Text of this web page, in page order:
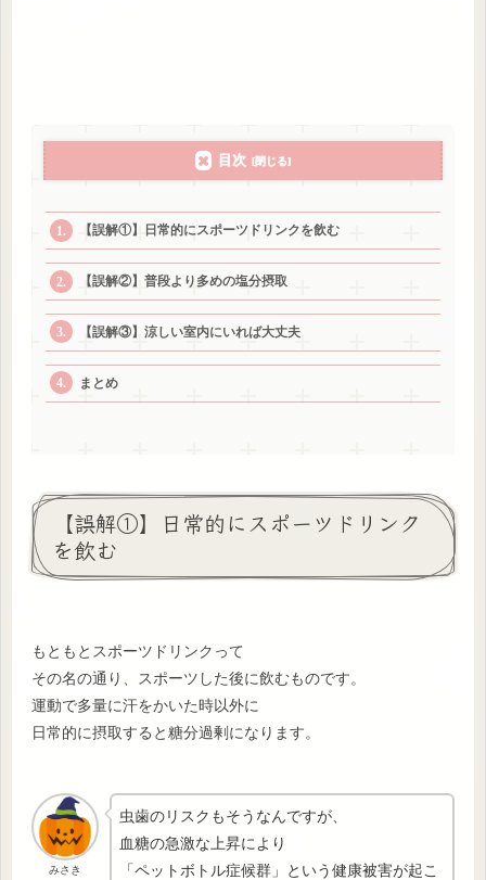
目次
【誤解①】日常的にスポーツドリンクを飲む
【誤解②】普段より多めの塩分摂取
【誤解③】涼しい室内にいれば大丈夫
まとめ
【誤解①】日常的にスポーツドリンク
を飲む
もともとスポーツドリンクって
その名の通り、スポーツした後に飲むものです。
運動で多量に汗をかいた時以外に
日常的に摂取すると糖分過剰になります。
みさき
虫歯のリスクもそうなんですが、
血糖の急激な上昇により
「ペットボトル症候群」という健康被害が起こ